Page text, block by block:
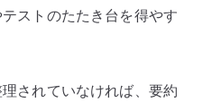
ストのたたき台を得やす
されていなければ、要約